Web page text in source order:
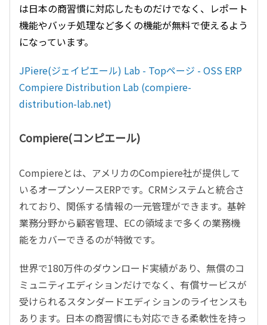
は日本の商習慣に対応したものだけでなく、レポート
機能やバッチ処理など多くの機能が無料で使えるよう
になっています。
JPiere(ジェイピエール) Lab - Topページ - OSS ERP
Compiere Distribution Lab (compiere-
distribution-lab.net)
Compiere(コンピエール)
Compiereとは、アメリカのCompiere社が提供して
いるオープンソースERPです。CRMシステムと統合さ
れており、関係する情報の一元管理ができます。基幹
業務分野から顧客管理、ECの領域まで多くの業務機
能をカバーできるのが特徴です。
世界で180万件のダウンロード実績があり、無償のコ
ミュニティエディションだけでなく、有償サービスが
受けられるスタンダードエディションのライセンスも
あります。日本の商習慣にも対応できる柔軟性を持っ